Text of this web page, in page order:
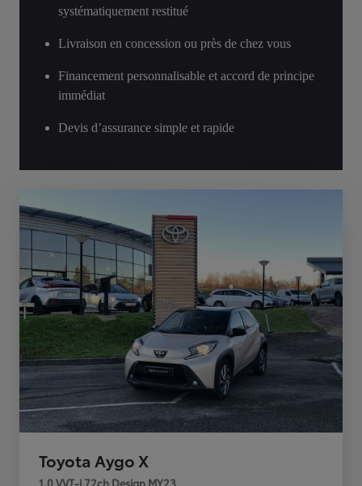
systématiquement restitué
Livraison en concession ou près de chez vous
Financement personnalisable et accord de principe
immédiat
Devis d’assurance simple et rapide
Toyota Aygo X
1.0 VVT-i 72ch Design MY23